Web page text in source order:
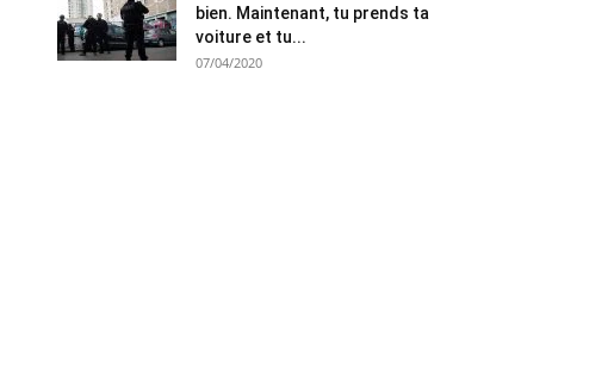
bien. Maintenant, tu prends ta
voiture et tu...
07/04/2020